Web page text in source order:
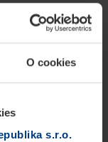
O cookies
s.r.o.